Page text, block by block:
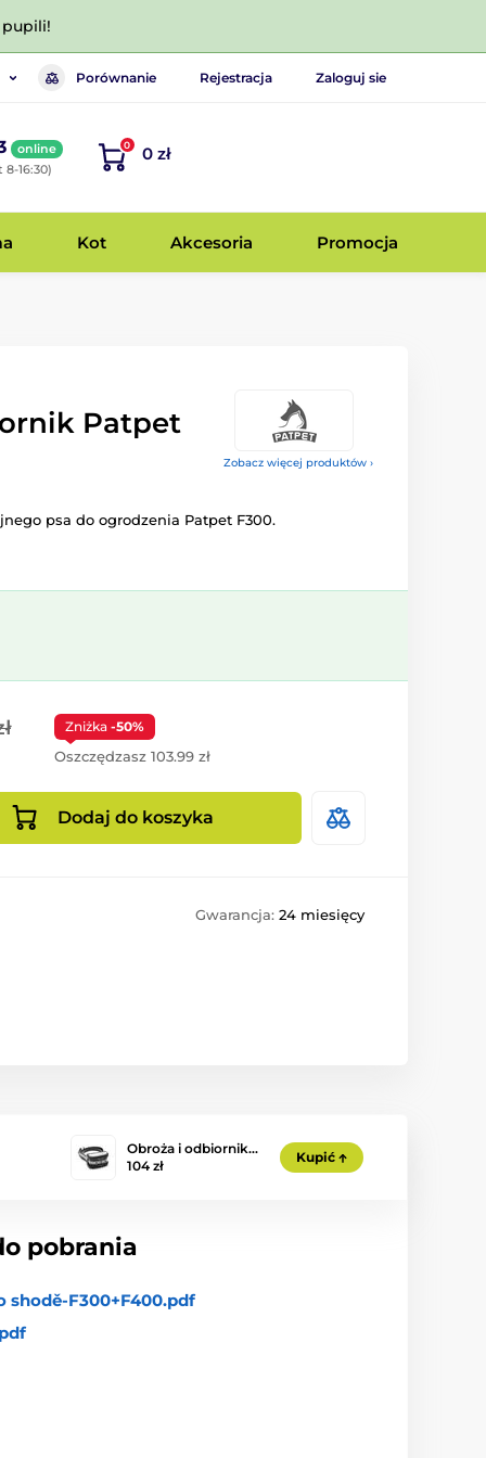
Porównanie Rejestracja Zaloguj sie
online
8-16:30)
0 0 zł
Kot Akcesoria Promocja
Zobacz więcej produktów ›
Patpet
psa do ogrodzenia Patpet F300.
Zniżka -50%
Oszczędzasz 103.99 zł
Dodaj do koszyka
Gwarancja: 24 miesięcy
Obroża i odbiornik…
104 zł
Kupić
pobrania
shodě-F300+F400.pdf